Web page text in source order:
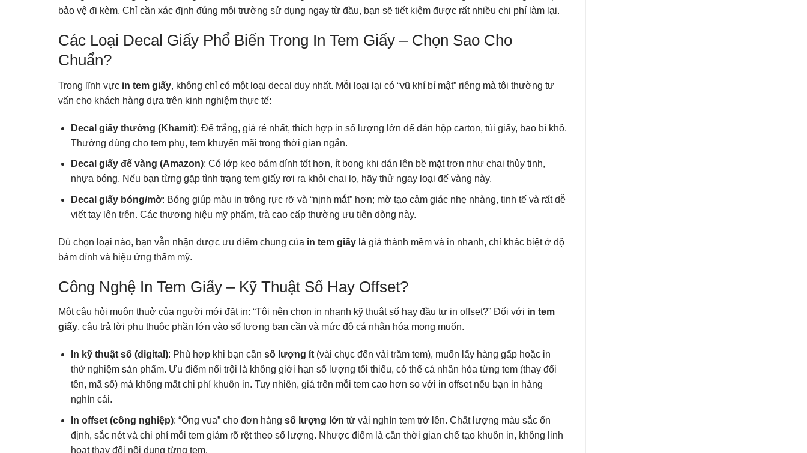
bảo vệ đi kèm. Chỉ cần xác định đúng môi trường sử dụng ngay từ đầu, bạn sẽ tiết kiệm được rất nhiều chi phí làm lại.
Các Loại Decal Giấy Phổ Biến Trong In Tem Giấy – Chọn Sao Cho
Chuẩn?
Trong lĩnh vực in tem giấy, không chỉ có một loại decal duy nhất. Mỗi loại lại có “vũ khí bí mật” riêng mà tôi thường tư
vấn cho khách hàng dựa trên kinh nghiệm thực tế:
Decal giấy thường (Khamit): Đế trắng, giá rẻ nhất, thích hợp in số lượng lớn để dán hộp carton, túi giấy, bao bì khô.
Thường dùng cho tem phụ, tem khuyến mãi trong thời gian ngắn.
Decal giấy đế vàng (Amazon): Có lớp keo bám dính tốt hơn, ít bong khi dán lên bề mặt trơn như chai thủy tinh,
nhựa bóng. Nếu bạn từng gặp tình trạng tem giấy rơi ra khỏi chai lọ, hãy thử ngay loại đế vàng này.
Decal giấy bóng/mờ: Bóng giúp màu in trông rực rỡ và “nịnh mắt” hơn; mờ tạo cảm giác nhẹ nhàng, tinh tế và rất dễ
viết tay lên trên. Các thương hiệu mỹ phẩm, trà cao cấp thường ưu tiên dòng này.
Dù chọn loại nào, bạn vẫn nhận được ưu điểm chung của in tem giấy là giá thành mềm và in nhanh, chỉ khác biệt ở độ
bám dính và hiệu ứng thẩm mỹ.
Công Nghệ In Tem Giấy – Kỹ Thuật Số Hay Offset?
Một câu hỏi muôn thuở của người mới đặt in: “Tôi nên chọn in nhanh kỹ thuật số hay đầu tư in offset?” Đối với in tem
giấy, câu trả lời phụ thuộc phần lớn vào số lượng bạn cần và mức độ cá nhân hóa mong muốn.
In kỹ thuật số (digital): Phù hợp khi bạn cần số lượng ít(vài chục đến vài trăm tem), muốn lấy hàng gấp hoặc in
thử nghiệm sản phẩm. Ưu điểm nổi trội là không giới hạn số lượng tối thiểu, có thể cá nhân hóa từng tem (thay đổi
tên, mã số) mà không mất chi phí khuôn in. Tuy nhiên, giá trên mỗi tem cao hơn so với in offset nếu bạn in hàng
nghìn cái.
In offset (công nghiệp): “Ông vua” cho đơn hàng số lượng lớn từ vài nghìn tem trở lên. Chất lượng màu sắc ổn
định, sắc nét và chi phí mỗi tem giảm rõ rệt theo số lượng. Nhược điểm là cần thời gian chế tạo khuôn in, không linh
hoạt thay đổi nội dung từng tem.